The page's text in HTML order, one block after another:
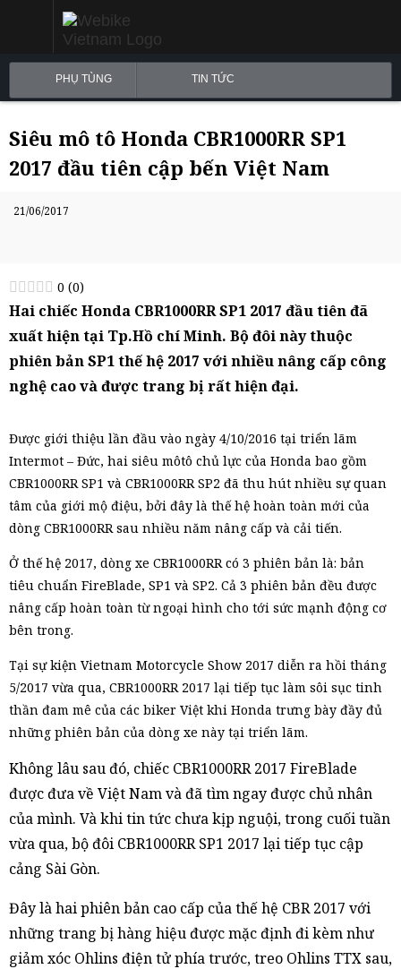
PHỤ TÙNG TIN TỨC
Siêu mô tô Honda CBR1000RR SP1
2017 đầu tiên cập bến Việt Nam
21/06/2017
0 (0)
Hai chiếc Honda CBR1000RR SP1 2017 đầu tiên đã
xuất hiện tại Tp.Hồ chí Minh. Bộ đôi này thuộc
phiên bản SP1 thế hệ 2017 với nhiều nâng cấp công
nghệ cao và được trang bị rất hiện đại.
Được giới thiệu lần đầu vào ngày 4/10/2016 tại triển lãm
Intermot – Đức, hai siêu môtô chủ lực của Honda bao gồm
CBR1000RR SP1 và CBR1000RR SP2 đã thu hút nhiều sự quan
tâm của giới mộ điệu, bởi đây là thế hệ hoàn toàn mới của
dòng CBR1000RR sau nhiều năm nâng cấp và cải tiến.
Ở thế hệ 2017, dòng xe CBR1000RR có 3 phiên bản là: bản
tiêu chuẩn FireBlade, SP1 và SP2. Cả 3 phiên bản đều được
nâng cấp hoàn toàn từ ngoại hình cho tới sức mạnh động cơ
bên trong.
Tại sự kiện Vietnam Motorcycle Show 2017 diễn ra hồi tháng
5/2017 vừa qua, CBR1000RR 2017 lại tiếp tục làm sôi sục tinh
thần đam mê của các biker Việt khi Honda trưng bày đầy đủ
những phiên bản của dòng xe này tại triển lãm.
Không lâu sau đó, chiếc CBR1000RR 2017 FireBlade
được đưa về Việt Nam và đã tìm ngay được chủ nhân
của mình. Và khi tin tức chưa kịp nguội, trong cuối tuần
vừa qua, bộ đôi CBR1000RR SP1 2017 lại tiếp tục cập
cảng Sài Gòn.
Đây là hai phiên bản cao cấp của thế hệ CBR 2017 với
những trang bị hàng hiệu được mặc định đi kèm như
giảm xóc Ohlins điện tử phía trước, treo Ohlins TTX sau,